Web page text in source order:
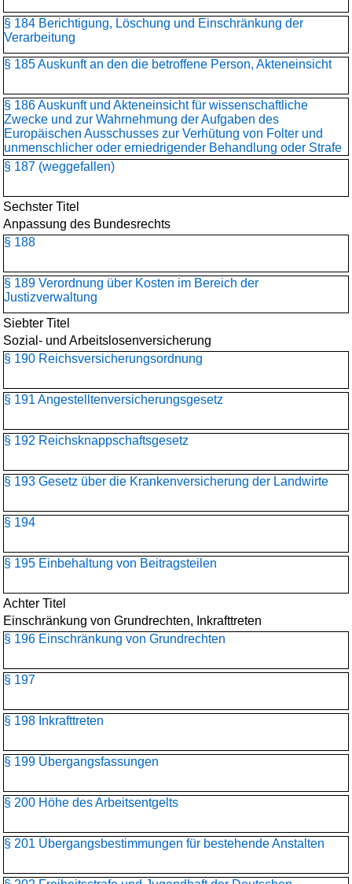
§ 184 Berichtigung, Löschung und Einschränkung der
Verarbeitung
§ 185 Auskunft an den die betroffene Person, Akteneinsicht
§ 186 Auskunft und Akteneinsicht für wissenschaftliche
Zwecke und zur Wahrnehmung der Aufgaben des
Europäischen Ausschusses zur Verhütung von Folter und
unmenschlicher oder erniedrigender Behandlung oder Strafe
§ 187 (weggefallen)
Sechster Titel
Anpassung des Bundesrechts
§ 188
§ 189 Verordnung über Kosten im Bereich der
Justizverwaltung
Siebter Titel
Sozial- und Arbeitslosenversicherung
§ 190 Reichsversicherungsordnung
§ 191 Angestelltenversicherungs­gesetz
§ 192 Reichsknappschaftsgesetz
§ 193 Gesetz über die Krankenversicherung der Landwirte
§ 194
§ 195 Einbehaltung von Beitragsteilen
Achter Titel
Einschränkung von Grundrechten, Inkrafttreten
§ 196 Einschränkung von Grundrechten
§ 197
§ 198 Inkrafttreten
§ 199 Übergangsfassungen
§ 200 Höhe des Arbeitsentgelts
§ 201 Übergangsbestimmungen für bestehende Anstalten